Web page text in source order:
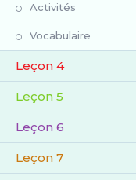
Activités
Vocabulaire
Leçon 4
Leçon 5
Leçon 6
Leçon 7